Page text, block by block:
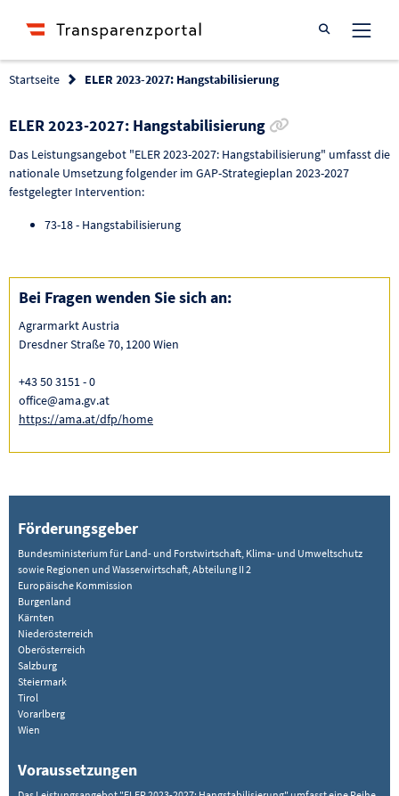
Suche öffnen
Startseite ELER 2023-2027: Hangstabilisierung
ELER 2023-2027: Hangstabilisierung
Das Leistungsangebot "ELER 2023-2027: Hangstabilisierung" umfasst die
nationale Umsetzung folgender im GAP-Strategieplan 2023-2027
festgelegter Intervention:
73-18 - Hangstabilisierung
Bei Fragen wenden Sie sich an:
Agrarmarkt Austria
Dresdner Straße 70, 1200 Wien
+43 50 3151 - 0
office@ama.gv.at
https://ama.at/dfp/home
Förderungsgeber
Bundesministerium für Land- und Forstwirtschaft, Klima- und Umweltschutz
sowie Regionen und Wasserwirtschaft, Abteilung II 2
Europäische Kommission
Burgenland
Kärnten
Niederösterreich
Oberösterreich
Salzburg
Steiermark
Tirol
Vorarlberg
Wien
Voraussetzungen